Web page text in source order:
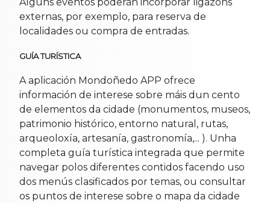
externas, por exemplo, para reserva de
localidades ou compra de entradas.
GUÍA TURÍSTICA
A aplicación Mondoñedo APP ofrece
información de interese sobre máis dun cento
de elementos da cidade (monumentos, museos,
patrimonio histórico, entorno natural, rutas,
arqueoloxía, artesanía, gastronomía,... ). Unha
completa guía turística integrada que permite
navegar polos diferentes contidos facendo uso
dos menús clasificados por temas, ou consultar
os puntos de interese sobre o mapa da cidade